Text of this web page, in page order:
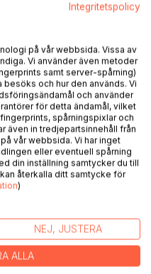
kommer till Gein och
kommer tillbaka och de
Johannes skicklighet
vilket skapar oro. Men
planer är förblir dolt.
på Gein. Det är hovet han
en del av vad vi får vara
Integritetspolicy
på vår webbsida. Vissa av
Vi använder även metoder
samt server-spårning)
och hur den används. Vi
och använder
för detta ändamål, vilket
spårningspixlar och
även in tredjepartsinnehåll från
vår webbsida. Vi har inget
eller eventuell spårning
din inställning samtycker du till
återkalla ditt samtycke för
)
NEJ, JUSTERA
ALLA